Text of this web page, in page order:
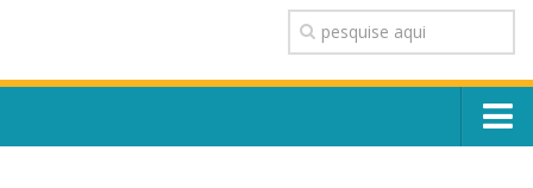
TRANSPARÊNCIA
OUVIDORIA
CONTATO